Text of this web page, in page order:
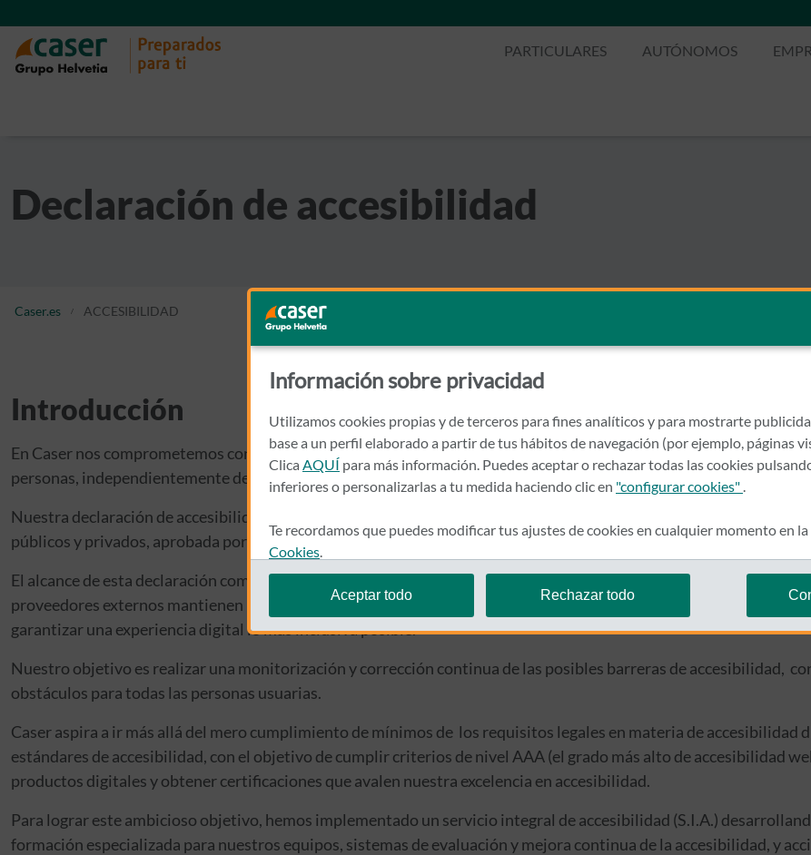
PARTICULARES AUTÓNOMOS
Declaración de accesibilidad
Caser.es ACCESIBILIDAD
Introducción
En Caser nos comprometemos con la accesibilidad universal, trabajando de manera continua para garantizar que
personas, independientemente de sus capacidades, edad o circunstancias personales.
Nuestra declaración de accesibilidad se fundamenta en la norma técnica europea armonizada EN 301 549 , que
públicos y privados, aprobada por la Comisión Europea. Esta norma define los requisitos de accesibilidad para
El alcance de esta declaración comprende el activo digitalwww.caser.es, excluyendo los contenidos provenientes
proveedores externos mantienen un compromiso activo para mejorar la accesibilidad de los contenidos externos
garantizar una experiencia digital lo más inclusiva posible.
Nuestro objetivo es realizar una monitorización y corrección continua de las posibles barreras de accesibilidad,
obstáculos para todas las personas usuarias.
Caser aspira a ir más allá del mero cumplimiento de mínimos de los requisitos legales en materia de
estándares de accesibilidad, con el objetivo de cumplir criterios de nivel AAA (el grado más alto de accesibilidad
productos digitales y obtener certificaciones que avalen nuestra excelencia en accesibilidad.
Para lograr este ambicioso objetivo, hemos implementado un servicio integral de accesibilidad (S.I.A.)
formación especializada para nuestros equipos, sistemas de evaluación y mejora continua de la accesibilidad, y
Información sobre privacidad
Utilizamos cookies propias y de terceros para fines analíticos y para mostrarte
base a un perfil elaborado a partir de tus hábitos de navegación (por ejemplo, páginas
Clica AQUÍ para más información. Puedes aceptar o rechazar todas las cookies
inferiores o personalizarlas a tu medida haciendo clic en "configurar cookies" .
Te recordamos que puedes modificar tus ajustes de cookies en cualquier momento en la
Cookies.
Aceptar todo Rechazar todo